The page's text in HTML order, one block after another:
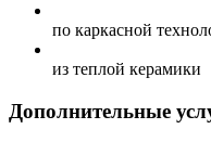
по каркасной
из теплой керамики
Дополнительные